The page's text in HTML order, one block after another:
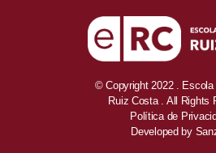
© Copyright 2022 . Escola
Ruiz Costa . All Rights
Política de
Developed by